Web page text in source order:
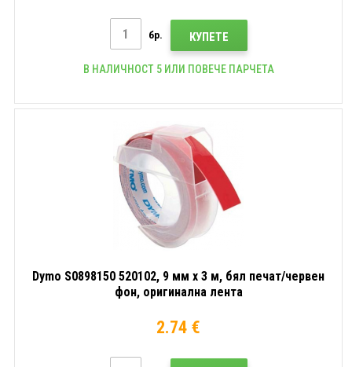
бр. КУПЕТЕ
В НАЛИЧНОСТ 5 ИЛИ ПОВЕЧЕ ПАРЧЕТА
Dymo S0898150 520102, 9 мм x 3 м, бял печат/червен
фон, оригинална лента
2.74 €